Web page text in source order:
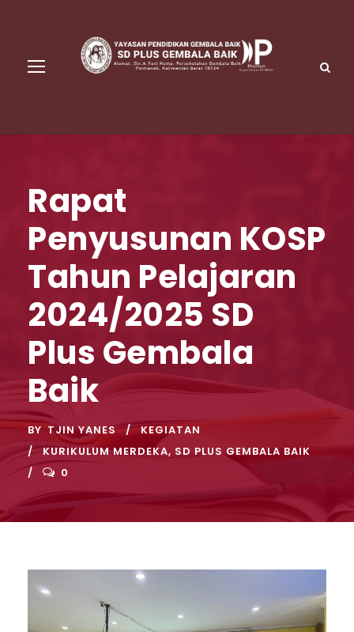
Rapat
Penyusunan KOSP
Tahun Pelajaran
2024/2025 SD
Plus Gembala
Baik
BY TJIN YANES
KEGIATAN
KURIKULUM MERDEKA, SD PLUS GEMBALA BAIK
0